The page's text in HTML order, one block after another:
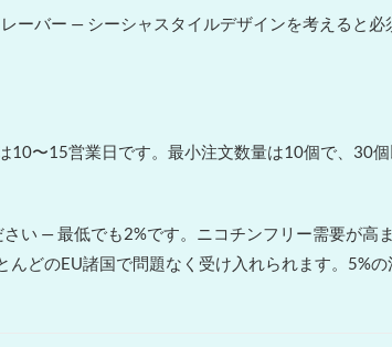
ーバー — シーシャスタイルデザインを考えると
10〜15営業日です。最小注文数量は10個で、30
い — 最低でも2%です。ニコチンフリー需要が高
どのEU諸国で問題なく受け入れられます。5%の